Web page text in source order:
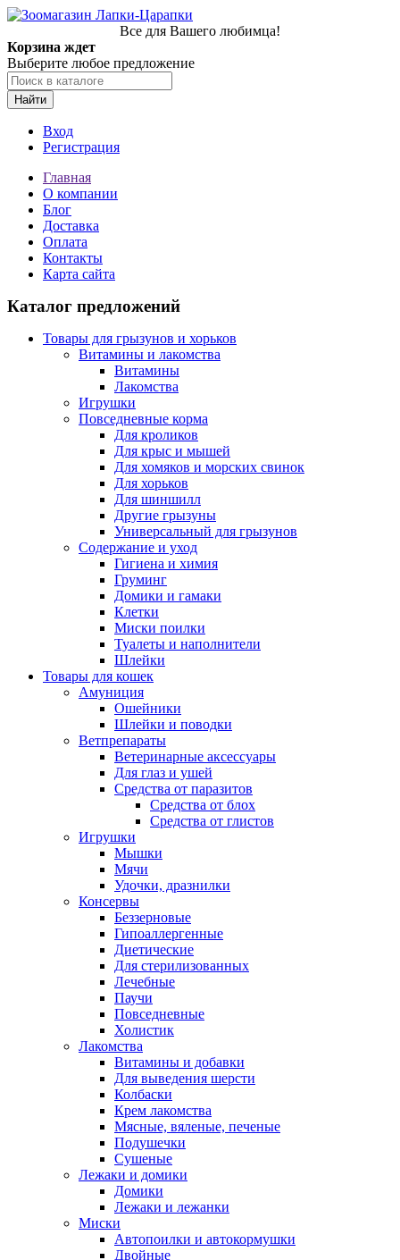
Все для Вашего любимца!
Корзина ждет
Выберите любое предложение
Найти
Вход
Регистрация
Главная
О компании
Блог
Доставка
Оплата
Контакты
Карта сайта
Каталог предложений
Товары для грызунов и хорьков
Витамины и лакомства
Витамины
Лакомства
Игрушки
Повседневные корма
Для кроликов
Для крыс и мышей
Для хомяков и морских свинок
Для хорьков
Для шиншилл
Другие грызуны
Универсальный для грызунов
Содержание и уход
Гигиена и химия
Груминг
Домики и гамаки
Клетки
Миски поилки
Туалеты и наполнители
Шлейки
Товары для кошек
Амуниция
Ошейники
Шлейки и поводки
Ветпрепараты
Ветеринарные аксессуары
Для глаз и ушей
Средства от паразитов
Средства от блох
Средства от глистов
Игрушки
Мышки
Мячи
Удочки, дразнилки
Консервы
Беззерновые
Гипоаллергенные
Диетические
Для стерилизованных
Лечебные
Паучи
Повседневные
Холистик
Лакомства
Витамины и добавки
Для выведения шерсти
Колбаски
Крем лакомства
Мясные, вяленые, печеные
Подушечки
Сушеные
Лежаки и домики
Домики
Лежаки и лежанки
Миски
Автопоилки и автокормушки
Двойные